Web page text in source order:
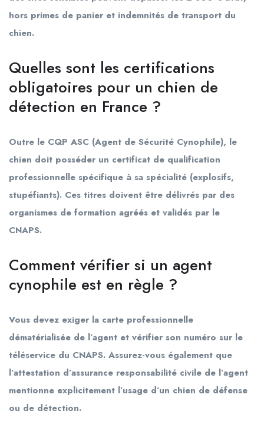
hors primes de panier et indemnités de transport du
chien.
Quelles sont les certifications
obligatoires pour un chien de
détection en France ?
Outre le CQP ASC (Agent de Sécurité Cynophile), le
chien doit posséder un certificat de qualification
professionnelle spécifique à sa spécialité (explosifs,
stupéfiants). Ces titres doivent être délivrés par des
organismes de formation agréés et validés par le
CNAPS.
Comment vérifier si un agent
cynophile est en règle ?
Vous devez exiger la carte professionnelle
dématérialisée de l’agent et vérifier son numéro sur le
téléservice du CNAPS. Assurez-vous également que
l’attestation d’assurance responsabilité civile de l’agent
mentionne explicitement l’usage d’un chien de défense
ou de détection.